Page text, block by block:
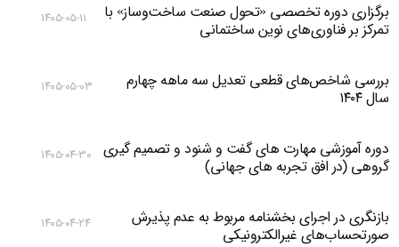
برگزاری دوره تخصصی «تحول صنعت ساخت‌وساز» با
تمرکز بر فناوری‌های نوین ساختمانی
۱۴۰۵-۰۵-۱۱
بررسی شاخص‌های قطعی تعدیل سه ماهه چهارم
سال ۱۴۰۴
۱۴۰۵-۰۵-۰۳
دوره آموزشی مهارت های گفت و شنود و تصمیم گیری
گروهی (در افق تجربه های جهانی)
۱۴۰۵-۰۴-۳۰
بازنگری در اجرای بخشنامه مربوط به عدم پذیرش
صورتحساب‌های غیرالکترونیکی
۱۴۰۵-۰۴-۲۴